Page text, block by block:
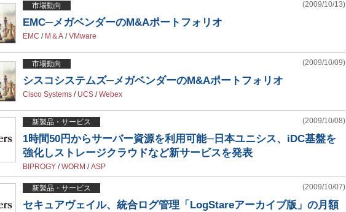
市場動向 (2009/10/13)
EMC─メガベンダーのM&Aポートフォリオ
EMC / M＆A /VMware
市場動向 (2009/10/09)
シスコシステムズ─メガベンダーのM&Aポートフォリオ
Cisco Systems / UCS /Webex
新製品・サービス (2009/10/08)
1時間50円からサーバー資源を利用可能─日本ユニシス、iDC基盤を
強化しストレージクラウドなど新サービスを発表
BIPROGY /WORM /ASP
新製品・サービス (2009/10/07)
セキュアヴェイル、統合ログ管理「LogStareアーカイブ版」の月額